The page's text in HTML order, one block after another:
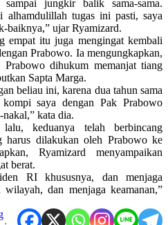
jungkir balik sama-sama.
alhamdulillah tugas ini pasti, saya
baiknya,” ujar Ryamizard.
empat itu juga mengingat kembali
Prabowo. Ia mengungkapkan,
dihukum memanjat tiang
Sapta Marga.
beliau ini, karena dua tahun sama
saya dengan Pak Prabowo
kata dia.
keduanya telah berbincang
harus dilakukan oleh Prabowo ke
Ryamizard menyampaikan
berat.
RI khususnya, dan menjaga
wilayah, dan menjaga keamanan,”